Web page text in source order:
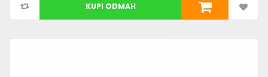
KUPI ODMAH